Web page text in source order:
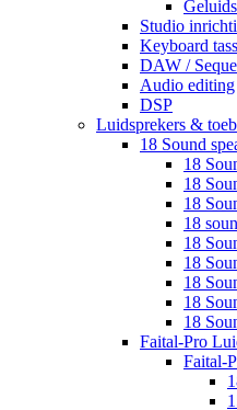
Studio
Keyboard
DAW /
Audio editing
DSP
Luidsprekers &
18 Sound
18
18
18
18
18
18
18
18
18
Faital-Pro
Faital-